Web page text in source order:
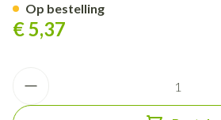
€ 5,37
Op bestelling